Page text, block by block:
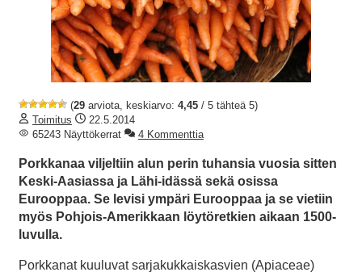
(29 arviota, keskiarvo: 4,45 / 5 tähteä 5)
Toimitus
22.5.2014
65243 Näyttökerrat
4 Kommenttia
Porkkanaa viljeltiin alun perin tuhansia vuosia sitten
Keski-Aasiassa ja Lähi-idässä sekä osissa
Eurooppaa. Se levisi ympäri Eurooppaa ja se vietiin
myös Pohjois-Amerikkaan löytöretkien aikaan 1500-
luvulla.
Porkkanat kuuluvat sarjakukkaiskasvien (Apiaceae)